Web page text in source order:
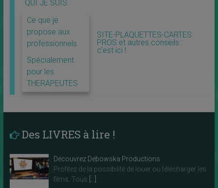
QUI JE SUIS
Ce que je
propose aux
professionnels
Spécialement
pour les
THERAPEUTES
SITE-PLAQUETTES-CARTES
PROS et autres conseils :
c’est ici !
Des LIVRES à lire !
Découvrez Debowska Productions
Profitez de la possibilité de louer ou télécharger les
films. Tous